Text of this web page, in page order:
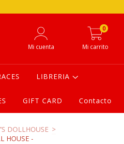
Mi cuenta Mi carrito
0
LIBRERIA
GIFT CARD Contacto
DOLLHOUSE >
HOUSE -